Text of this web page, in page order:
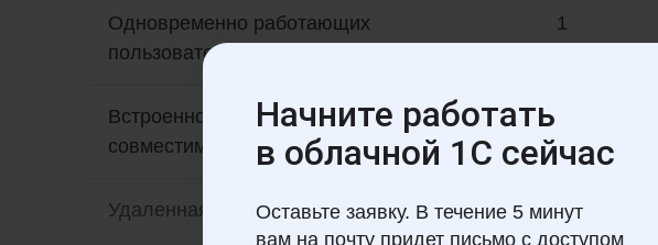
Одновременно работающих
пользователей
1
Встроенное РМК с подключением
совместимых онлайн-касс
Нет
Удаленная печать чеков Нет
Начните работать
в облачной 1С сейчас
Оставьте заявку. В течение 5 минут
вам на почту придет письмо с доступом